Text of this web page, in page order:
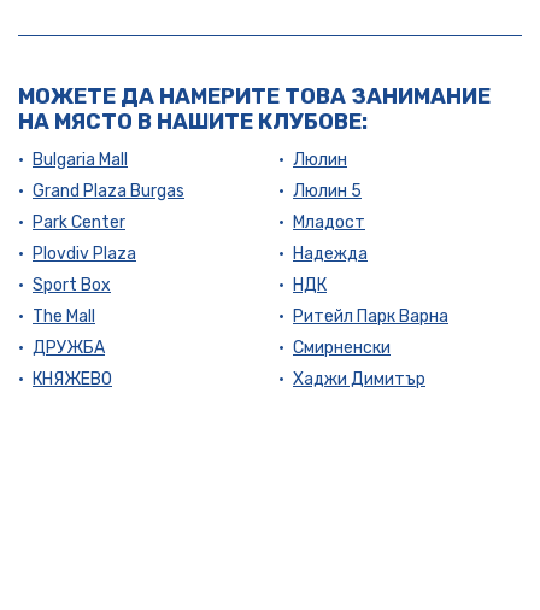
МОЖЕТЕ ДА НАМЕРИТЕ ТОВА ЗАНИМАНИЕ
НА МЯСТО В НАШИТЕ КЛУБОВЕ:
Bulgaria Mall
Grand Plaza Burgas
Park Center
Plovdiv Plaza
Sport Box
The Mall
ДРУЖБА
КНЯЖЕВО
Люлин
Люлин 5
Младост
Надежда
НДК
Ритейл Парк Варна
Смирненски
Хаджи Димитър